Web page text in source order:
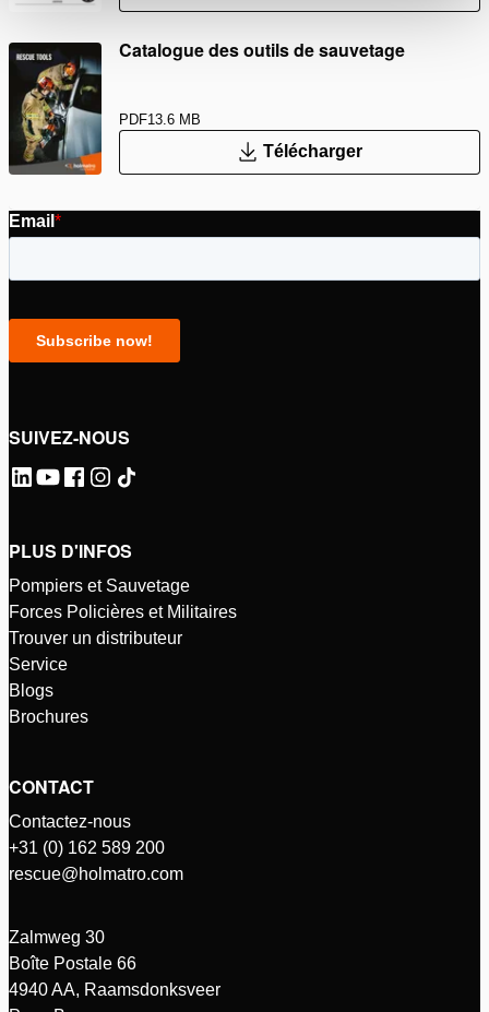
Catalogue des outils de sauvetage
PDF13.6 MB
Télécharger
SUIVEZ-NOUS
PLUS D'INFOS
Pompiers et Sauvetage
Forces Policières et Militaires
Trouver un distributeur
Service
Blogs
Brochures
CONTACT
Contactez-nous
+31 (0) 162 589 200
rescue@holmatro.com
Zalmweg 30
Boîte Postale 66
4940 AA, Raamsdonksveer